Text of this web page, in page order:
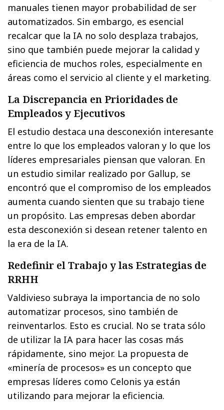
manuales tienen mayor probabilidad de ser
automatizados. Sin embargo, es esencial
recalcar que la IA no solo desplaza trabajos,
sino que también puede mejorar la calidad y
eficiencia de muchos roles, especialmente en
áreas como el servicio al cliente y el marketing.
La Discrepancia en Prioridades de
Empleados y Ejecutivos
El estudio destaca una desconexión interesante
entre lo que los empleados valoran y lo que los
líderes empresariales piensan que valoran. En
un estudio similar realizado por Gallup, se
encontró que el compromiso de los empleados
aumenta cuando sienten que su trabajo tiene
un propósito. Las empresas deben abordar
esta desconexión si desean retener talento en
la era de la IA.
Redefinir el Trabajo y las Estrategias de
RRHH
Valdivieso subraya la importancia de no solo
automatizar procesos, sino también de
reinventarlos. Esto es crucial. No se trata sólo
de utilizar la IA para hacer las cosas más
rápidamente, sino mejor. La propuesta de
«minería de procesos» es un concepto que
empresas líderes como Celonis ya están
utilizando para mejorar la eficiencia.